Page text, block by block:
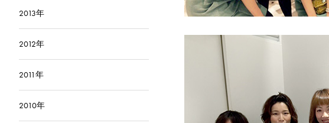
2013年
2012年
2011年
2010年